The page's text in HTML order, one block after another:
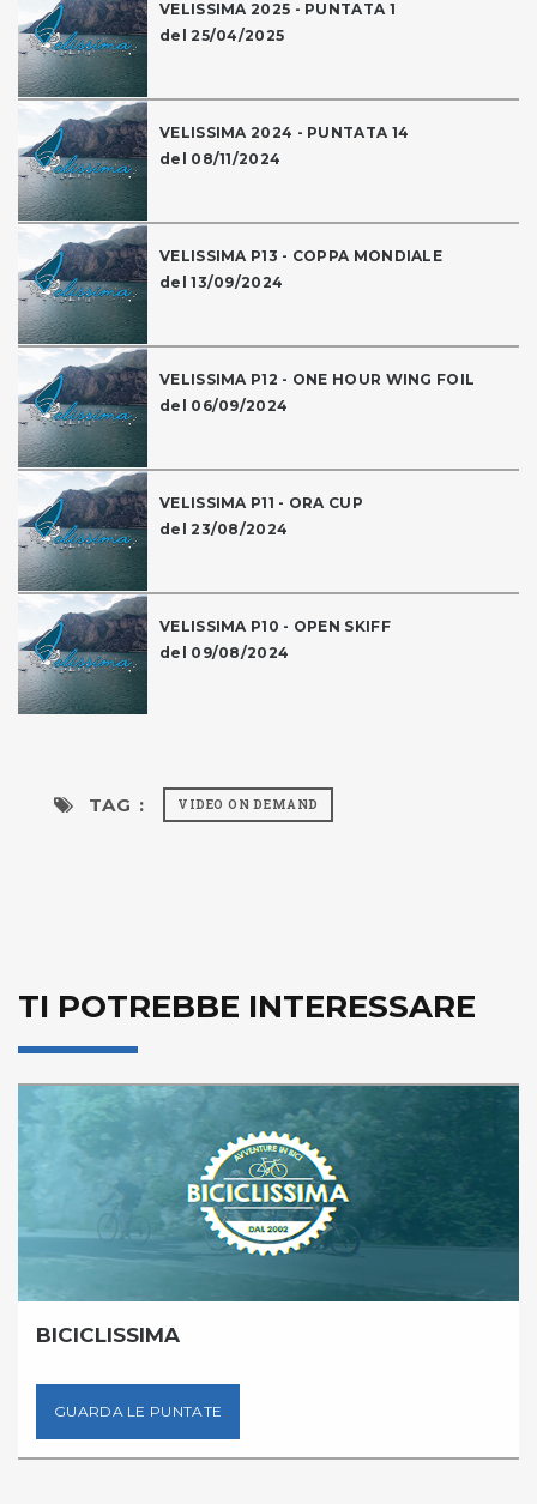
VELISSIMA 2025 - PUNTATA 1
del 25/04/2025
VELISSIMA 2024 - PUNTATA 14
del 08/11/2024
VELISSIMA P13 - COPPA MONDIALE
del 13/09/2024
VELISSIMA P12 - ONE HOUR WING FOIL
del 06/09/2024
VELISSIMA P11 - ORA CUP
del 23/08/2024
VELISSIMA P10 - OPEN SKIFF
del 09/08/2024
TAG : VIDEO ON DEMAND
TI POTREBBE INTERESSARE